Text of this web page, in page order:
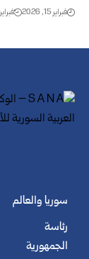
فبراير 15, 2026 فبراير 15, 2026
سوريا والعالم
رئاسة
الجمهورية